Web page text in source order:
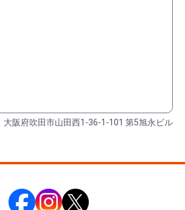
大阪府吹田市山田西1-36-1-101 第5旭永ビル